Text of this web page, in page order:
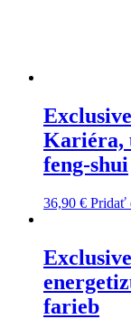
Kariéra,
feng-shui
36,90 € Pridať
farieb